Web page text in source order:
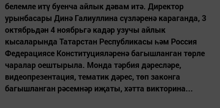
белемле итү буенча айлык дәвам итә. Директор
урынбасары Динә Галиуллина сүзләренә караганда, 3
октябрьдән 4 ноябрьгә кадәр узучы айлык
кысаларында Татарстан Республикасы һәм Россия
Федерациясе Конституцияләренә багышланган төрле
чаралар оештырыла. Монда тәрбия дәресләре,
видеопрезентация, тематик дәрес, төп законга
багышланган рәсемнәр иҗаты, хәтта викторина...